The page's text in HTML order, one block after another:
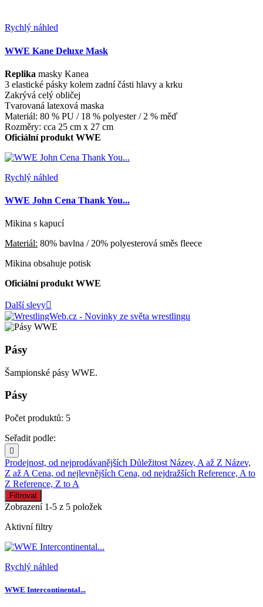
Rychlý náhled
WWE Kane Deluxe Mask
Replika masky ​​Kanea
3 elastické pásky kolem zadní části hlavy a krku
Zakrývá celý obličej
Tvarovaná latexová maska
Materiál: 80 % PU / 18 % polyester / 2 % měď
Rozměry: cca 25 cm x 27 cm
Oficiální produkt WWE
Rychlý náhled
WWE John Cena Thank You...
Mikina s kapucí
Materiál: 80% bavlna / 20% polyesterová směs fleece
Mikina obsahuje potisk
Oficiální produkt WWE
Další slevy
Pásy
Šampionské pásy WWE.
Pásy
Počet produktů: 5
Seřadit podle:

Prodejnost, od nejprodávanějších Důležitost Název, A až Z Název,
Z až A Cena, od nejlevnějších Cena, od nejdražších Reference, A to
Z Reference, Z to A
Filtrovat
Zobrazení 1-5 z 5 položek
Aktivní filtry
Rychlý náhled
WWE Intercontinental...